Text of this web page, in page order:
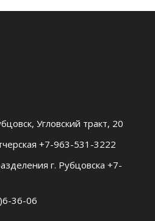
Угловский тракт, 20
+7-963-531-3222
г. Рубцовска +7-
36-06